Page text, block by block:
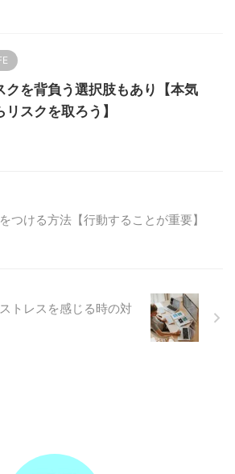
クを背負う選択肢もあり【本気
リスクを取ろう】
つける方法【行動することが重要】
トレスを感じる時の対